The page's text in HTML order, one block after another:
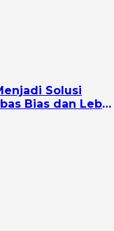
Solusi
Bias dan Lebih